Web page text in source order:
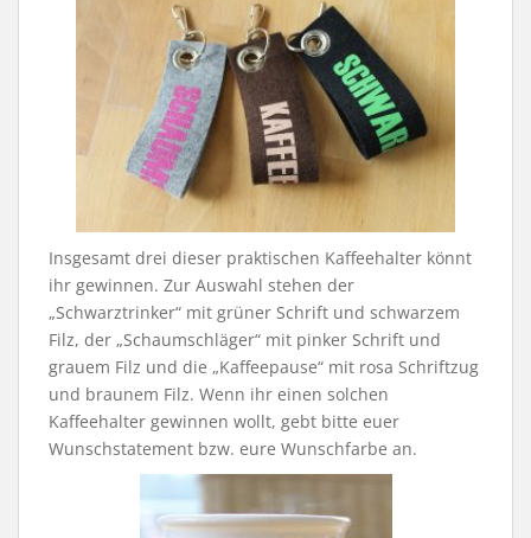
Insgesamt drei dieser praktischen Kaffeehalter könnt
ihr gewinnen. Zur Auswahl stehen der
„Schwarztrinker“ mit grüner Schrift und schwarzem
Filz, der „Schaumschläger“ mit pinker Schrift und
grauem Filz und die „Kaffeepause“ mit rosa Schriftzug
und braunem Filz. Wenn ihr einen solchen
Kaffeehalter gewinnen wollt, gebt bitte euer
Wunschstatement bzw. eure Wunschfarbe an.